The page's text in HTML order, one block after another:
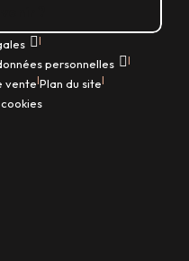
|
personnelles |
vente|Plan du site|